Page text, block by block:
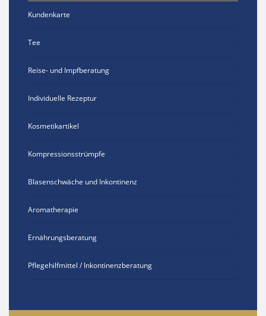
Kundenkarte
Tee
Reise- und Impfberatung
Individuelle Rezeptur
Kosmetikartikel
Kompressionsstrümpfe
Blasenschwäche und Inkontinenz
Aromatherapie
Ernährungsberatung
Pflegehilfmittel / Inkontinenzberatung